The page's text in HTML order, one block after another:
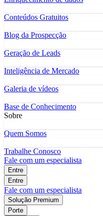
Conteúdos Gratuitos
Blog da Prospecção
Geração de Leads
Inteligência de Mercado
Galeria de vídeos
Base de Conhecimento
Sobre
Quem Somos
Trabalhe Conosco
Fale com um especialista
Entre
Entre
Fale com um especialista
Solução Premium
Porte